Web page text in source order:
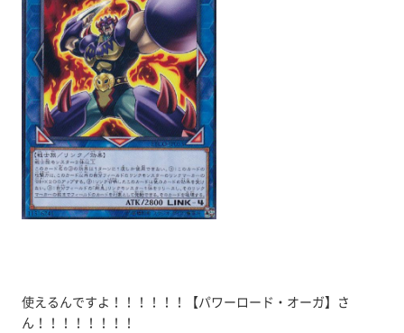
使えるんですよ！！！！！！【パワーロード・オーガ】さ
ん！！！！！！！！